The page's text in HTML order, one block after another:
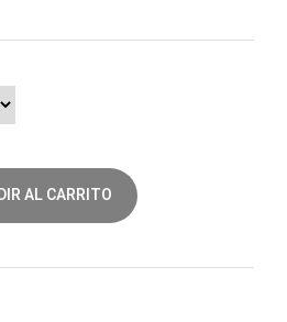
AL CARRITO